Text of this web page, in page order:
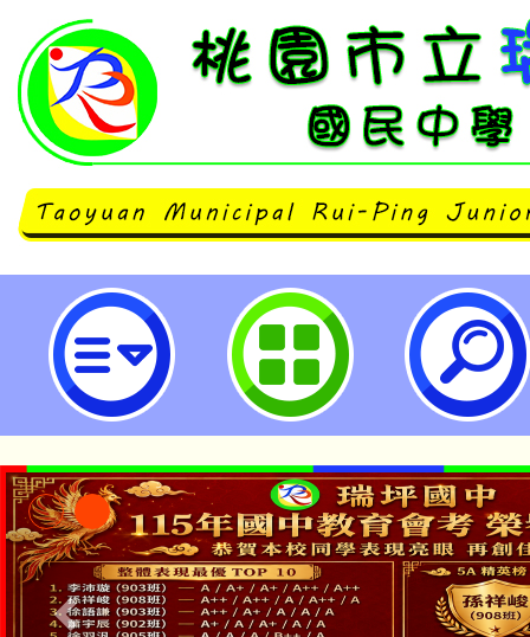
轉知衛生福利部社會及家庭署委託
國兒童福利聯盟基金會辦理「『共
更安心』未成年子女遭親屬擅帶服
上課程」。-桃園市立瑞坪國民中學